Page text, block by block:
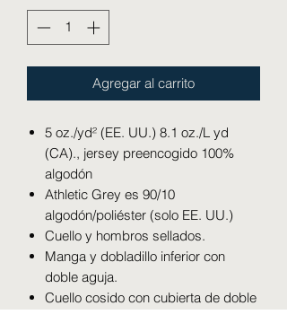
Agregar al carrito
5 oz./yd² (EE. UU.) 8.1 oz./L yd
(CA)., jersey preencogido 100%
algodón
Athletic Grey es 90/10
algodón/poliéster (solo EE. UU.)
Cuello y hombros sellados.
Manga y dobladillo inferior con
doble aguja.
Cuello cosido con cubierta de doble